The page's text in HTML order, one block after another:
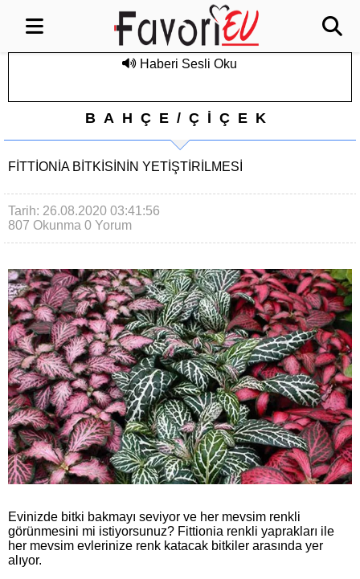
Haberi Sesli Oku
BAHÇE/ÇİÇEK
FITTIONIA BITKISININ YETIŞTIRILMESI
Tarih: 26.08.2020 03:41:56
807 Okunma 0 Yorum
Evinizde bitki bakmayı seviyor ve her mevsim renkli
görünmesini mi istiyorsunuz? Fittionia renkli yaprakları ile
her mevsim evlerinize renk katacak bitkiler arasında yer
alıyor.